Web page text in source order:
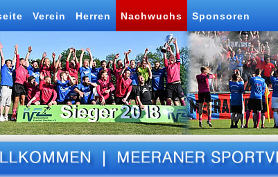
Verein Herren Nachwuchs Sponsoren